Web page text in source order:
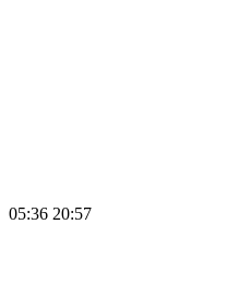
05:36 20:57